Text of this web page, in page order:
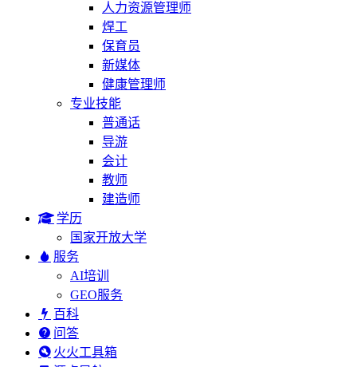
人力资源管理师
焊工
保育员
新媒体
健康管理师
专业技能
普通话
导游
会计
教师
建造师
学历
国家开放大学
服务
AI培训
GEO服务
百科
问答
火火工具箱